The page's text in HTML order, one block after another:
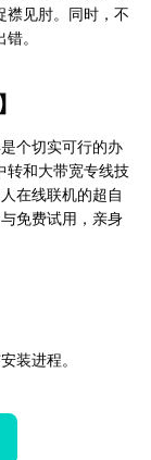
襟见肘。同时，不
。
】
个切实可行的办
转和大带宽专线技
在线联机的超自
免费试用，亲身
装进程。